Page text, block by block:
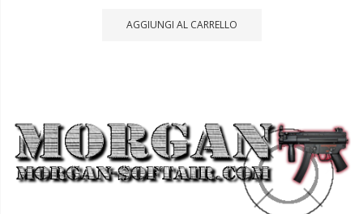
AGGIUNGI AL CARRELLO